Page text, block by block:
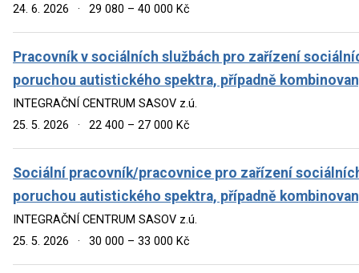
24. 6. 2026
· 29 080 – 40 000 Kč
Pracovník v sociálních službách pro zařízení
poruchou autistického spektra, případně
INTEGRAČNÍ CENTRUM SASOV z.ú.
25. 5. 2026
· 22 400 – 27 000 Kč
Sociální pracovník/pracovnice pro zařízení
poruchou autistického spektra, případně
INTEGRAČNÍ CENTRUM SASOV z.ú.
25. 5. 2026
· 30 000 – 33 000 Kč